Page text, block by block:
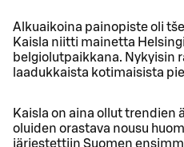
Alkuaikoina painopiste oli
Kaisla niitti mainetta
belgiolutpaikkana. Nykyisin
laadukkaista kotimaisista
Kaisla on aina ollut trendien
oluiden orastava nousu
järjestettiin Suomen